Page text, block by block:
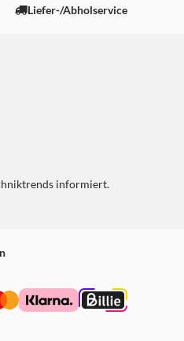
Liefer-/Abholservice
informiert.